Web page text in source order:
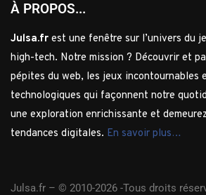
À PROPOS...
Julsa.fr est une fenêtre sur l’univers du
high-tech. Notre mission ? Découvrir et
pépites du web, les jeux incontournables
technologiques qui façonnent notre
une exploration enrichissante et
tendances digitales. En savoir plus…
Julsa.fr – © 2010-2026 -Tous droits